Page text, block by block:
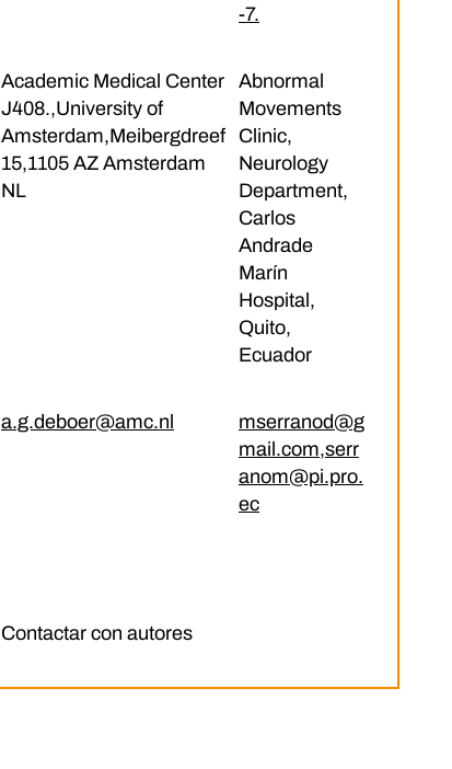
-7.
Academic Medical Center
J408.,University of
Amsterdam,Meibergdreef
15,1105 AZ Amsterdam
NL
Abnormal
Movements
Clinic,
Neurology
Department,
Carlos
Andrade
Marín
Hospital,
Quito,
Ecuador
a.g.deboer@amc.nl
mserranod@g
mail.com,serr
anom@pi.pro.
ec
Contactar con autores